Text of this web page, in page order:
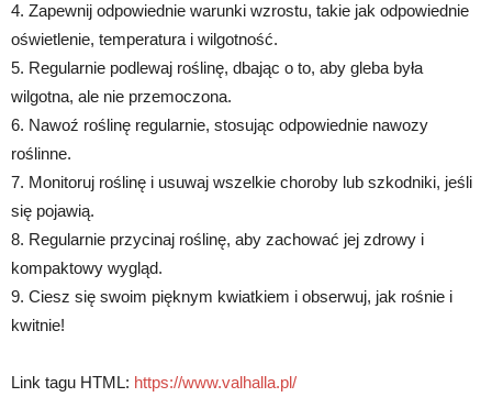
4. Zapewnij odpowiednie warunki wzrostu, takie jak odpowiednie
oświetlenie, temperatura i wilgotność.
5. Regularnie podlewaj roślinę, dbając o to, aby gleba była
wilgotna, ale nie przemoczona.
6. Nawoź roślinę regularnie, stosując odpowiednie nawozy
roślinne.
7. Monitoruj roślinę i usuwaj wszelkie choroby lub szkodniki, jeśli
się pojawią.
8. Regularnie przycinaj roślinę, aby zachować jej zdrowy i
kompaktowy wygląd.
9. Ciesz się swoim pięknym kwiatkiem i obserwuj, jak rośnie i
kwitnie!
Link tagu HTML: https://www.valhalla.pl/